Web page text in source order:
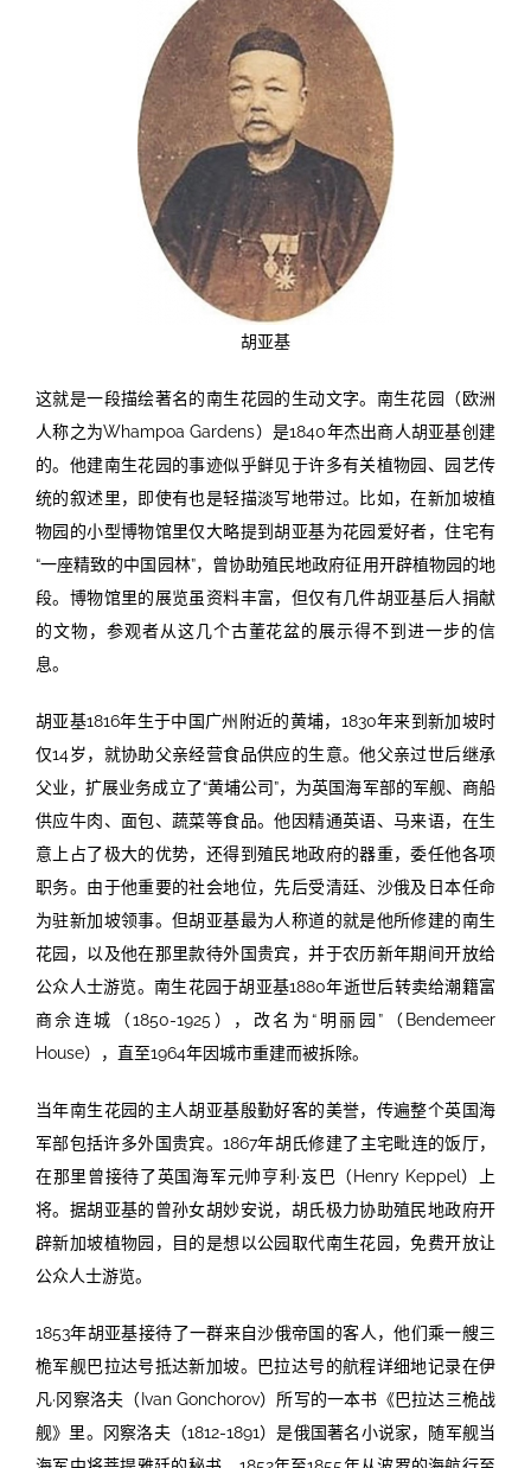
胡亚基
这就是一段描绘著名的南生花园的生动文字。南生花园（欧洲
人称之为Whampoa Gardens）是1840年杰出商人胡亚基创建
的。他建南生花园的事迹似乎鲜见于许多有关植物园、园艺传
统的叙述里，即使有也是轻描淡写地带过。比如，在新加坡植
物园的小型博物馆里仅大略提到胡亚基为花园爱好者，住宅有
“一座精致的中国园林”，曾协助殖民地政府征用开辟植物园的地
段。博物馆里的展览虽资料丰富，但仅有几件胡亚基后人捐献
的文物，参观者从这几个古董花盆的展示得不到进一步的信
息。
胡亚基1816年生于中国广州附近的黄埔，1830年来到新加坡时
仅14岁，就协助父亲经营食品供应的生意。他父亲过世后继承
父业，扩展业务成立了“黄埔公司”，为英国海军部的军舰、商船
供应牛肉、面包、蔬菜等食品。他因精通英语、马来语，在生
意上占了极大的优势，还得到殖民地政府的器重，委任他各项
职务。由于他重要的社会地位，先后受清廷、沙俄及日本任命
为驻新加坡领事。但胡亚基最为人称道的就是他所修建的南生
花园，以及他在那里款待外国贵宾，并于农历新年期间开放给
公众人士游览。南生花园于胡亚基1880年逝世后转卖给潮籍富
商佘连城（1850-1925），改名为“明丽园”（Bendemeer
House），直至1964年因城市重建而被拆除。
当年南生花园的主人胡亚基殷勤好客的美誉，传遍整个英国海
军部包括许多外国贵宾。1867年胡氏修建了主宅毗连的饭厅，
在那里曾接待了英国海军元帅亨利·岌巴（Henry Keppel）上
将。据胡亚基的曾孙女胡妙安说，胡氏极力协助殖民地政府开
辟新加坡植物园，目的是想以公园取代南生花园，免费开放让
公众人士游览。
1853年胡亚基接待了一群来自沙俄帝国的客人，他们乘一艘三
桅军舰巴拉达号抵达新加坡。巴拉达号的航程详细地记录在伊
凡·冈察洛夫（Ivan Gonchorov）所写的一本书《巴拉达三桅战
舰》里。冈察洛夫（1812-1891）是俄国著名小说家，随军舰当